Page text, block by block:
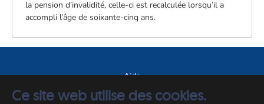
Ce site web utilise des cookies.
la pension d’invalidité, celle-ci est recalculée lorsqu’il a
accompli l’âge de soixante-cinq ans.
Aide
A propos du site